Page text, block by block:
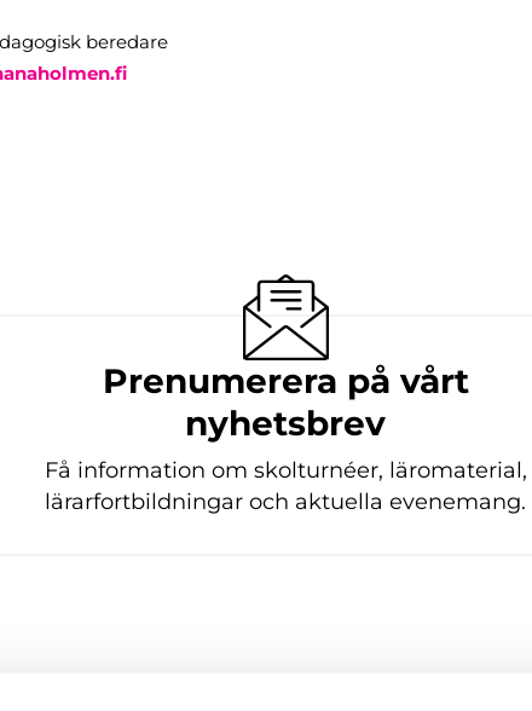
beredare
Prenumerera på vårt
nyhetsbrev
Få information om skolturnéer, läromaterial,
lärarfortbildningar och aktuella evenemang.